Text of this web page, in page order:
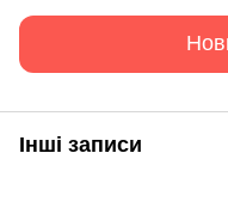
Інші записи